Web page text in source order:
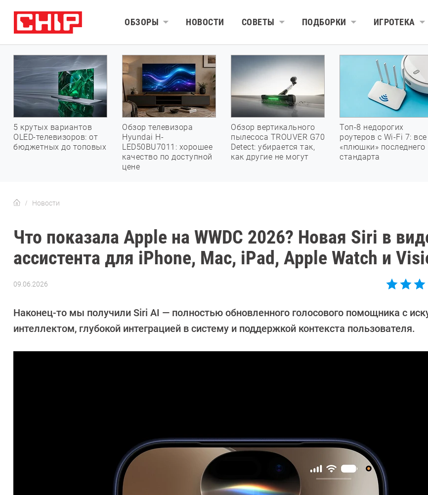
ОБЗОРЫ НОВОСТИ СОВЕТЫ ПОДБОРКИ ИГРОТЕКА
5 крутых вариантов
OLED-телевизоров: от
бюджетных до топовых
Обзор телевизора
Hyundai H-
LED50BU7011: хорошее
качество по доступной
цене
Обзор вертикального
пылесоса TROUVER G70
Detect: убирается так,
как другие не могут
Топ-8 недорогих
роутеров с Wi-Fi 7: все
«плюшки» последнего
стандарта
Новости
Что показала Apple на WWDC 2026? Новая Siri в
ассистента для iPhone, Mac, iPad, Apple Watch и
09.06.2026
Довлатова
Наконец-то мы получили Siri AI — полностью обновленного голосового помощника с
интеллектом, глубокой интеграцией в систему и поддержкой контекста пользователя.